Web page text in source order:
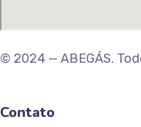
© 2024 — ABEGÁS.
Contato